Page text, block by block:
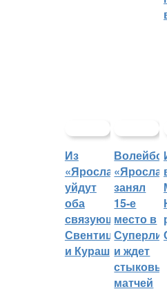
Из
«Ярославича»
уйдут
оба
связующих:
Свентицкис
и Кураш
занял
15-е
место в
и ждет
стыковых
матчей